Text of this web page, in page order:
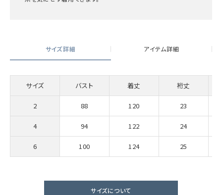
サイズ詳細 アイテム詳細
サイズ バスト 着丈 裄丈
2 88 120 23
4 94 122 24
6 100 124 25
サイズについて